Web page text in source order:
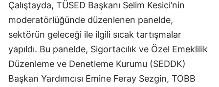
Mersin
İstanbul
Kars
Çalıştayda, TÜSED Başkanı Selim Kesici’nin
moderatörlüğünde düzenlenen panelde,
sektörün geleceği ile ilgili sıcak tartışmalar
yapıldı. Bu panelde, Sigortacılık ve Özel Emeklilik
Düzenleme ve Denetleme Kurumu (SEDDK)
Başkan Yardımcısı Emine Feray Sezgin, TOBB